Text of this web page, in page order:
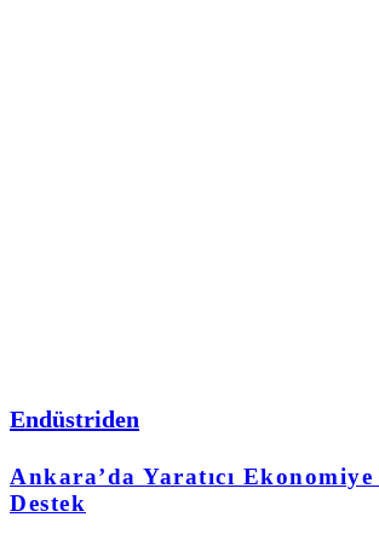
Endüstriden
Ankara’da Yaratıcı
Destek